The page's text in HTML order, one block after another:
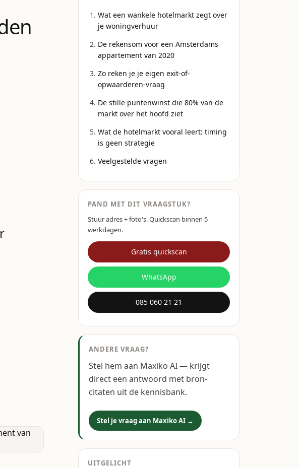
Wat een wankele hotelmarkt zegt over
je woningverhuur
De rekensom voor een Amsterdams
appartement van 2020
Zo reken je je eigen exit-of-
opwaarderen-vraag
De stille puntenwinst die 80% van de
markt over het hoofd ziet
Wat de hotelmarkt vooral leert: timing
is geen strategie
Veelgestelde vragen
PAND MET DIT VRAAGSTUK?
Stuur adres + foto's. Quickscan binnen 5
werkdagen.
Gratis quickscan
WhatsApp
085 060 21 21
ANDERE VRAAG?
Stel hem aan Maxiko AI — krijgt
direct een antwoord met bron-
citaten uit de kennisbank.
Stel je vraag aan Maxiko AI →
UITGELICHT